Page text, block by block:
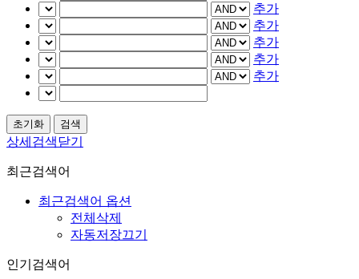
추가
추가
추가
추가
추가
상세검색닫기
최근검색어
최근검색어 옵션
전체삭제
자동저장끄기
인기검색어